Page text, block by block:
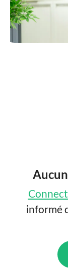
Giuseppe
Country
informé